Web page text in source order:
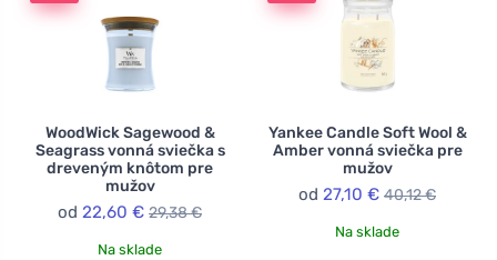
WoodWick Sagewood &
Seagrass vonná sviečka s
dreveným knôtom pre
mužov
od 22,60 € 29,38 €
Na sklade
Yankee Candle Soft Wool &
Amber vonná sviečka pre
mužov
od 27,10 € 40,12 €
Na sklade